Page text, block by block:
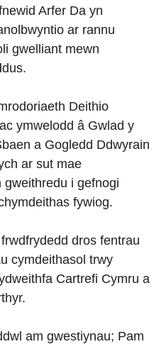
Arfer Da yn
ar rannu
gwelliant mewn
Deithio
ymwelodd â Gwlad y
a Gogledd Ddwyrain
ar sut mae
i gefnogi
fywiog.
dros fentrau
cymdeithasol trwy
Cartrefi Cymru a
am gwestiynau; Pam